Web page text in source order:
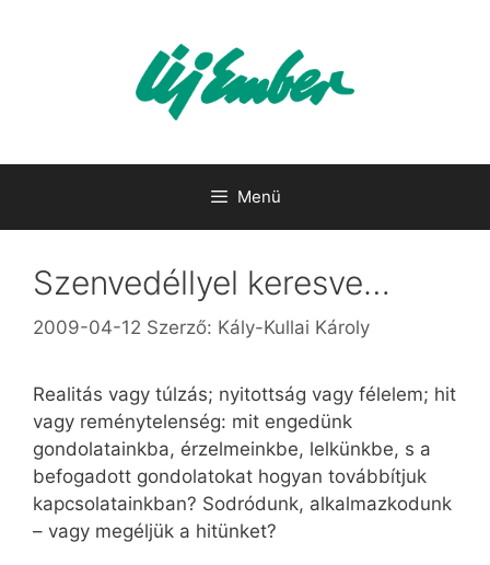
Menü
Szenvedéllyel keresve…
2009-04-12 Szerző: Kály-Kullai Károly
Realitás vagy túlzás; nyitottság vagy félelem; hit
vagy reménytelenség: mit engedünk
gondolatainkba, érzelmeinkbe, lelkünkbe, s a
befogadott gondolatokat hogyan továbbítjuk
kapcsolatainkban? Sodródunk, alkalmazkodunk
– vagy megéljük a hitünket?